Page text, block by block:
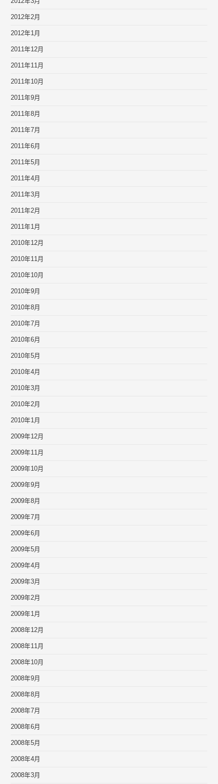
2012年2月
2012年1月
2011年12月
2011年11月
2011年10月
2011年9月
2011年8月
2011年7月
2011年6月
2011年5月
2011年4月
2011年3月
2011年2月
2011年1月
2010年12月
2010年11月
2010年10月
2010年9月
2010年8月
2010年7月
2010年6月
2010年5月
2010年4月
2010年3月
2010年2月
2010年1月
2009年12月
2009年11月
2009年10月
2009年9月
2009年8月
2009年7月
2009年6月
2009年5月
2009年4月
2009年3月
2009年2月
2009年1月
2008年12月
2008年11月
2008年10月
2008年9月
2008年8月
2008年7月
2008年6月
2008年5月
2008年4月
2008年3月